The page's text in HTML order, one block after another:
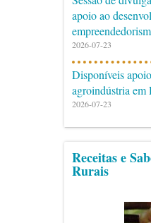
apoio ao
2026-07-23
Disponíveis
agroindústria
2026-07-23
Receitas e
Rurais